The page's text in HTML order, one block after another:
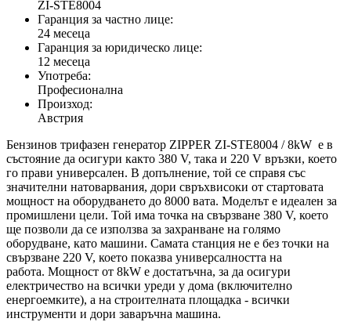
ZI-STE8004
Гаранция за частно лице:
24 месеца
Гаранция за юридическо лице:
12 месеца
Употреба:
Професионална
Произход:
Австрия
Бензинов трифазен генератор ZIPPER ZI-STE8004 / 8kW е в
състояние да осигури както 380 V, така и 220 V връзки, което
го прави универсален. В допълнение, той се справя със
значителни натоварвания, дори свръхвисоки от стартовата
мощност на оборудването до 8000 вата. Моделът е идеален за
промишлени цели. Той има точка на свързване 380 V, което
ще позволи да се използва за захранване на голямо
оборудване, като машини. Самата станция не е без точки на
свързване 220 V, което показва универсалността на
работа. Мощност от 8kW е достатъчна, за да осигури
електричество на всички уреди у дома (включително
енергоемките), а на строителната площадка - всички
инструменти и дори заваръчна машина.